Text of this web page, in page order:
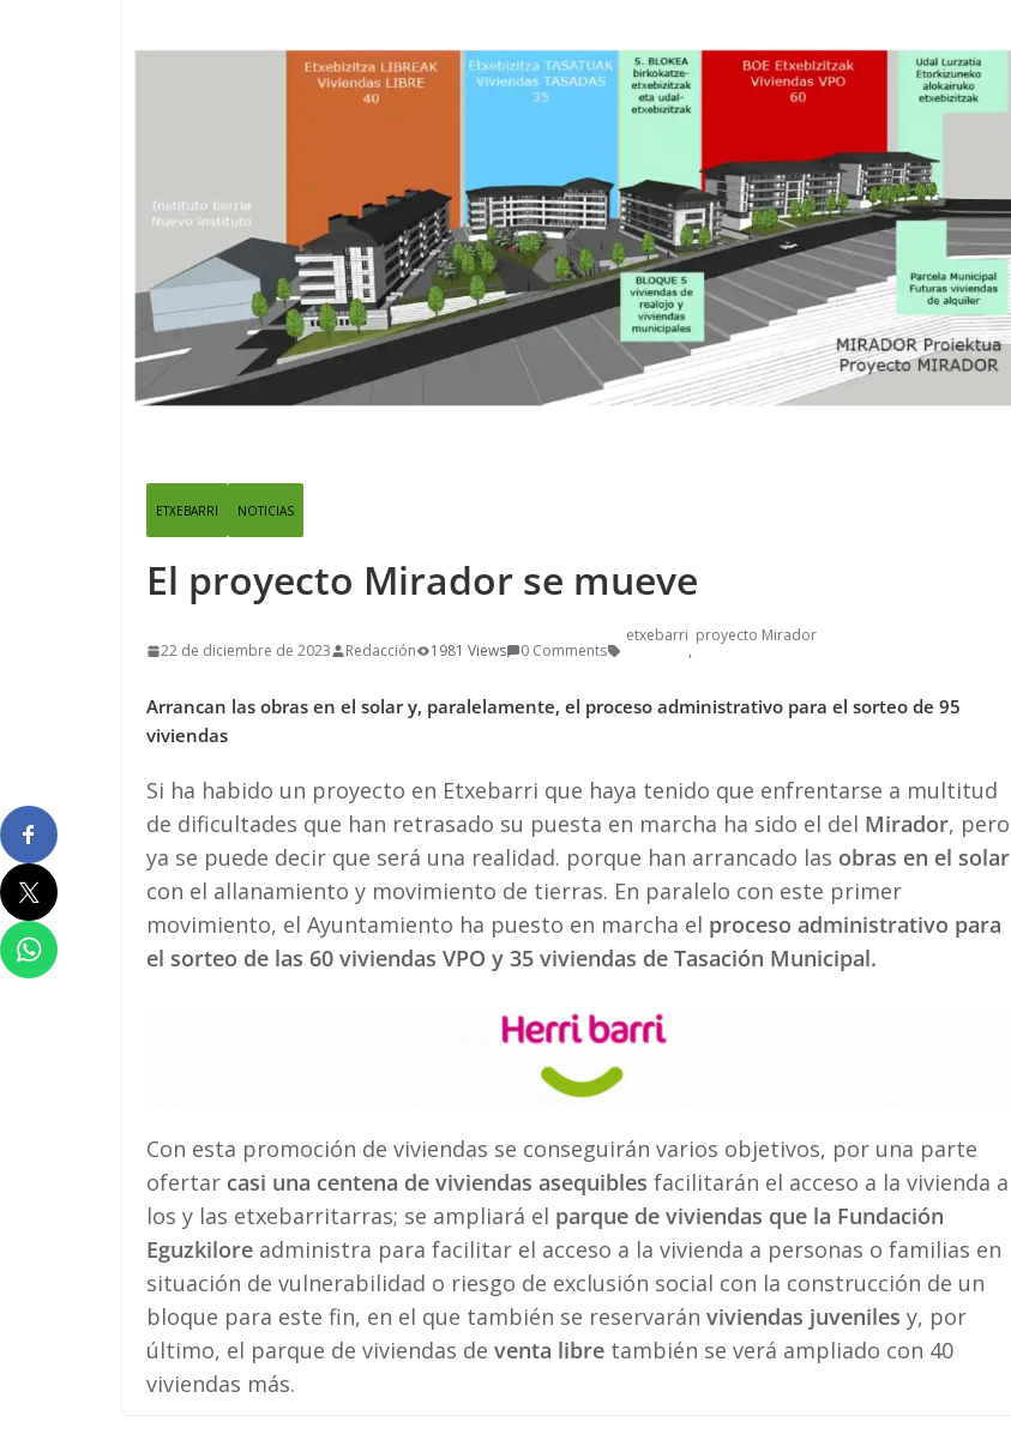
ETXEBARRI NOTICIAS
El proyecto Mirador se mueve
22 de diciembre de 2023 Redacción 1981 Views 0 Comments
etxebarri
,
proyecto Mirador
Arrancan las obras en el solar y, paralelamente, el proceso administrativo para el sorteo de 95
viviendas
Si ha habido un proyecto en Etxebarri que haya tenido que enfrentarse a multitud
de dificultades que han retrasado su puesta en marcha ha sido el del Mirador, pero
ya se puede decir que será una realidad. porque han arrancado las obras en el solar
con el allanamiento y movimiento de tierras. En paralelo con este primer
movimiento, el Ayuntamiento ha puesto en marcha el proceso administrativo para
el sorteo de las 60 viviendas VPO y 35 viviendas de Tasación Municipal.
Con esta promoción de viviendas se conseguirán varios objetivos, por una parte
ofertar casi una centena de viviendas asequibles facilitarán el acceso a la vivienda a
los y las etxebarritarras; se ampliará el parque de viviendas que la Fundación
Eguzkilore administra para facilitar el acceso a la vivienda a personas o familias en
situación de vulnerabilidad o riesgo de exclusión social con la construcción de un
bloque para este fin, en el que también se reservarán viviendas juveniles y, por
último, el parque de viviendas de venta libre también se verá ampliado con 40
viviendas más.